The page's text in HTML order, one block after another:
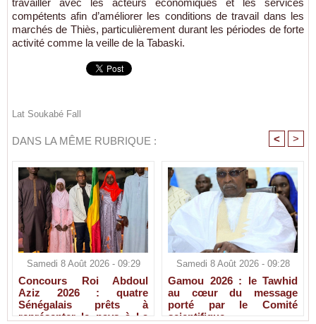
travailler avec les acteurs économiques et les services
compétents afin d’améliorer les conditions de travail dans les
marchés de Thiès, particulièrement durant les périodes de forte
activité comme la veille de la Tabaski.
Lat Soukabé Fall
DANS LA MÊME RUBRIQUE : < >
Samedi 8 Août 2026 - 09:29
Concours Roi Abdoul
Aziz 2026 : quatre
Sénégalais prêts à
représenter le pays à La
Samedi 8 Août 2026 - 09:28
Gamou 2026 : le Tawhid
au cœur du message
porté par le Comité
scientifique